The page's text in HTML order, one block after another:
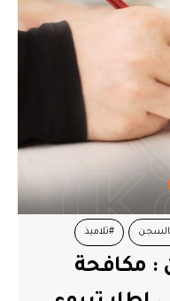
#تلاميذ
: مكافحة